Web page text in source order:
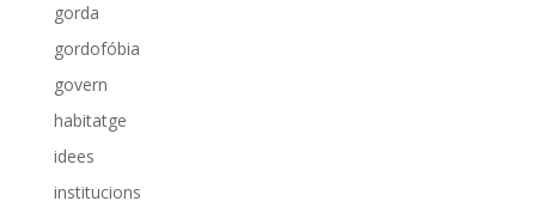
gorda
gordofóbia
govern
habitatge
idees
institucions